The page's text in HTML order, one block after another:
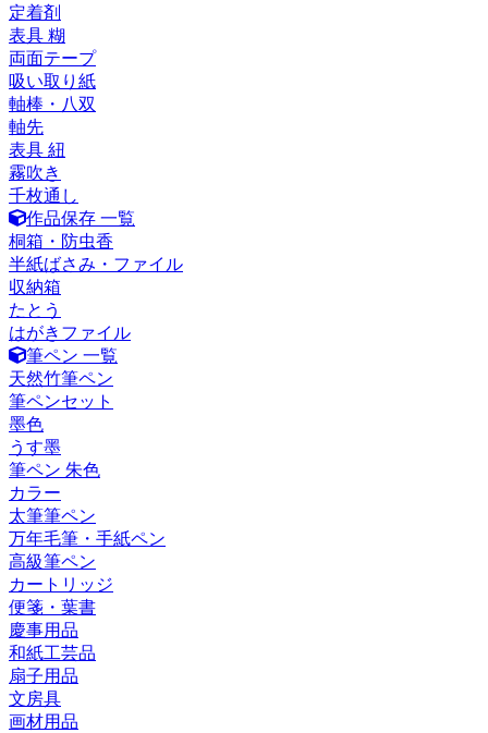
定着剤
表具 糊
両面テープ
吸い取り紙
軸棒・八双
軸先
表具 紐
霧吹き
千枚通し
作品保存 一覧
桐箱・防虫香
半紙ばさみ・ファイル
収納箱
たとう
はがきファイル
筆ペン 一覧
天然竹筆ペン
筆ペンセット
墨色
うす墨
筆ペン 朱色
カラー
太筆筆ペン
万年毛筆・手紙ペン
高級筆ペン
カートリッジ
便箋・葉書
慶事用品
和紙工芸品
扇子用品
文房具
画材用品